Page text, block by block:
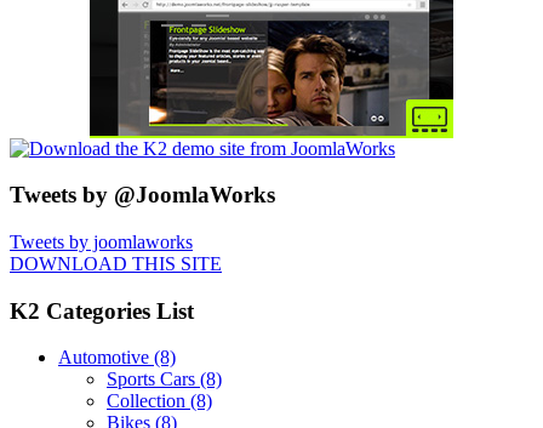
Tweets by @JoomlaWorks
Tweets by joomlaworks
DOWNLOAD THIS SITE
K2 Categories List
Automotive (8)
Sports Cars (8)
Collection (8)
Bikes (8)